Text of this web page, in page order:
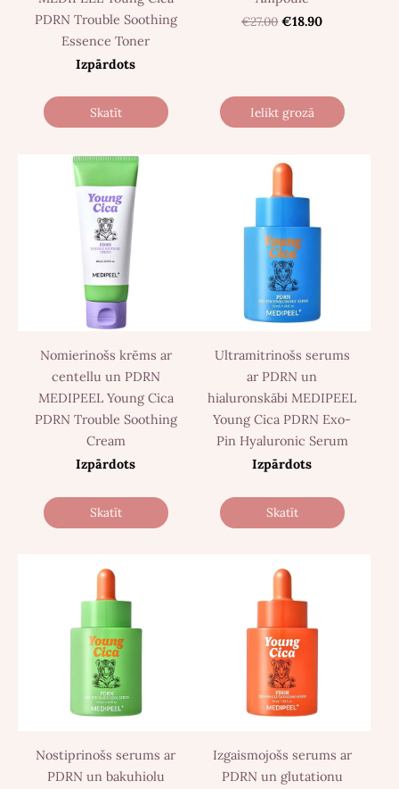
PDRN Trouble Soothing
Essence Toner
Izpārdots
Skatīt
€27.00 €18.90
Ielikt grozā
Nomierinošs krēms ar
centellu un PDRN
MEDIPEEL Young Cica
PDRN Trouble Soothing
Cream
Izpārdots
Skatīt
Ultramitrinošs serums
ar PDRN un
hialuronskābi MEDIPEEL
Young Cica PDRN Exo-
Pin Hyaluronic Serum
Izpārdots
Skatīt
Nostiprinošs serums ar
PDRN un bakuhiolu
Izgaismojošs serums ar
PDRN un glutationu